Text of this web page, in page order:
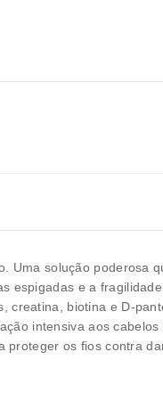
Uma solução poderosa
espigadas e a
creatina, biotina e D-
intensiva aos cabelos
os fios contra